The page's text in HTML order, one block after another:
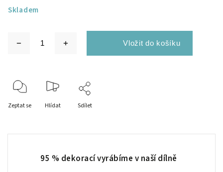
Skladem
Zeptat se Hlídat Sdílet
95 % dekorací vyrábíme v naší dílně